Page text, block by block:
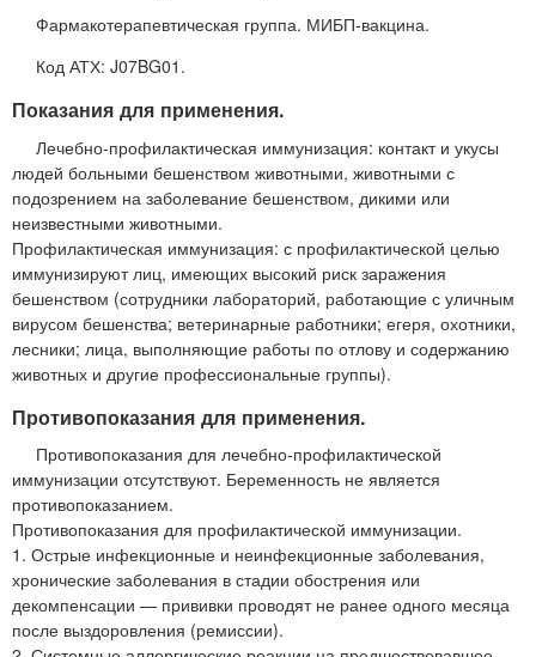
Фармакотерапевтическая группа. МИБП-вакцина.
Код АТХ: J07BG01.
Показания для применения.
Лечебно-профилактическая иммунизация: контакт и укусы
людей больными бешенством животными, животными с
подозрением на заболевание бешенством, дикими или
неизвестными животными.
Профилактическая иммунизация: с профилактической целью
иммунизируют лиц, имеющих высокий риск заражения
бешенством (сотрудники лабораторий, работающие с уличным
вирусом бешенства; ветеринарные работники; егеря, охотники,
лесники; лица, выполняющие работы по отлову и содержанию
животных и другие профессиональные группы).
Противопоказания для применения.
Противопоказания для лечебно-профилактической
иммунизации отсутствуют. Беременность не является
противопоказанием.
Противопоказания для профилактической иммунизации.
1. Острые инфекционные и неинфекционные заболевания,
хронические заболевания в стадии обострения или
декомпенсации — прививки проводят не ранее одного месяца
после выздоровления (ремиссии).